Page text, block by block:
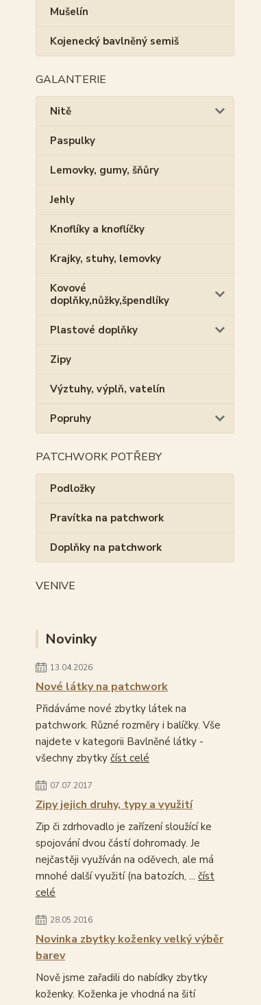
Mušelín
Kojenecký bavlněný semiš
GALANTERIE
Nitě
Paspulky
Lemovky, gumy, šňůry
Jehly
Knoflíky a knoflíčky
Krajky, stuhy, lemovky
Kovové
doplňky,nůžky,špendlíky
Plastové doplňky
Zipy
Výztuhy, výplň, vatelín
Popruhy
PATCHWORK POTŘEBY
Podložky
Pravítka na patchwork
Doplňky na patchwork
VENIVE
Novinky
13.04.2026
Nové látky na patchwork
Přidáváme nové zbytky látek na
patchwork. Různé rozměry i balíčky. Vše
najdete v kategorii Bavlněné látky -
všechny zbytky číst celé
07.07.2017
Zipy jejich druhy, typy a využití
Zip či zdrhovadlo je zařízení sloužící ke
spojování dvou částí dohromady. Je
nejčastěji využíván na oděvech, ale má
mnohé další využití (na batozích, ... číst
celé
28.05.2016
Novinka zbytky koženky velký výběr
barev
Nově jsme zařadili do nabídky zbytky
koženky. Koženka je vhodná na šití